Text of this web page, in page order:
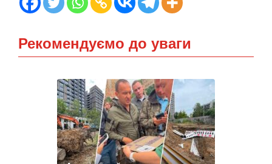
Рекомендуємо до уваги